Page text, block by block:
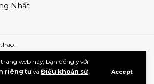
web này, bạn đồng ý với
riêng tưvà Điều khoản sử
Accept
Nhất